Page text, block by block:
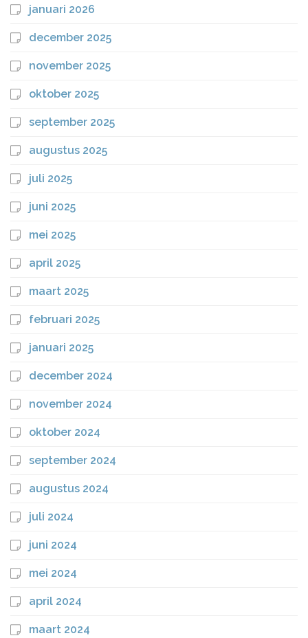
januari 2026
december 2025
november 2025
oktober 2025
september 2025
augustus 2025
juli 2025
juni 2025
mei 2025
april 2025
maart 2025
februari 2025
januari 2025
december 2024
november 2024
oktober 2024
september 2024
augustus 2024
juli 2024
juni 2024
mei 2024
april 2024
maart 2024